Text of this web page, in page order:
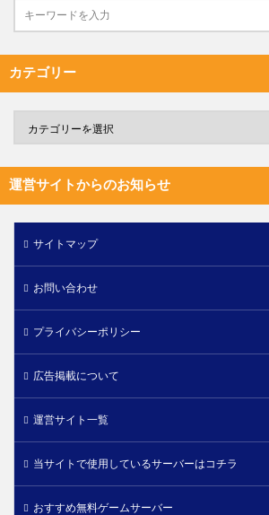
カテゴリー
運営サイトからのお知らせ
サイトマップ
お問い合わせ
プライバシーポリシー
広告掲載について
運営サイト一覧
当サイトで使用しているサーバーはコチラ
おすすめ無料ゲームサーバー